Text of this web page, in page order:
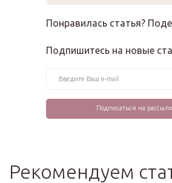
Понравилась статья?
Подпишитесь на новые
Рекомендуем